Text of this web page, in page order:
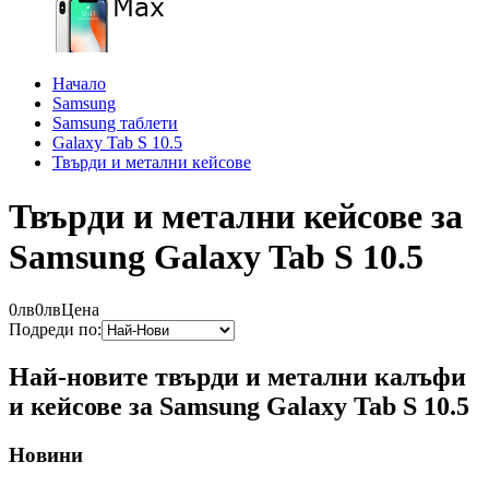
Начало
Samsung
Samsung таблети
Galaxy Tab S 10.5
Твърди и метални кейсове
Твърди и метални кейсове за
Samsung Galaxy Tab S 10.5
0лв0лвЦена
Подреди по:
Най-новите твърди и метални калъфи
и кейсове за Samsung Galaxy Tab S 10.5
Новини